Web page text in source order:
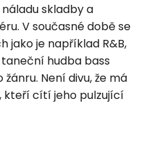
skladby a
V současné době se
jako je například R&B,
hudba bass
Není divu, že má
kteří cítí jeho pulzující